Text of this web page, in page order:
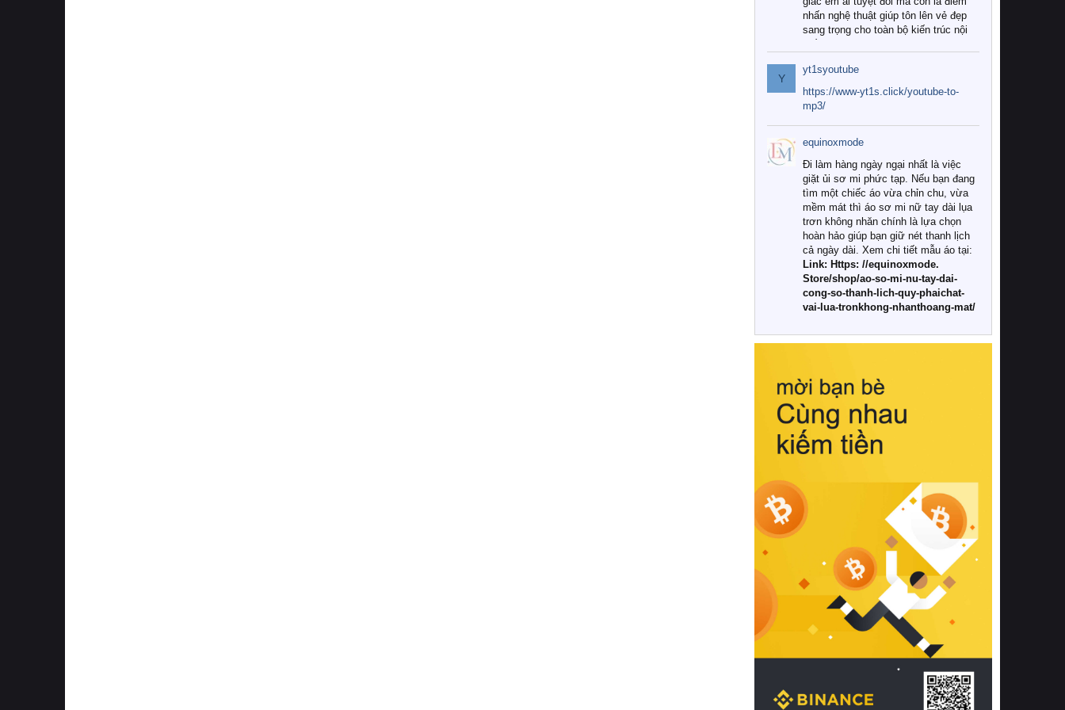
nhấn nghệ thuật giúp tôn lên vẻ đẹp
sang trọng cho toàn bộ kiến trúc nội
Tuy nhiên, giữa thị trường đa dạng
với vô vàn thương hiệu và mẫu mã
như hiện nay, làm thế nào để chọn
được những bộ chăn ga gối đệm cao
cấp thực sự chất lượng, phù hợp với
khí hậu và nhu cầu sử dụng của gia
đình? Hãy cùng chúng tôi đi tìm lời
giải đáp chi tiết qua bài viết dưới đây.
1. Tại sao các gia đình hiện đại lại ưa
chuộng chăn ga gối đệm cao cấp?
Khác với các dòng sản phẩm thông
thường, những bộ chăn ga gối đệm
cao cấp trải qua quy trình sản xuất
nghiêm ngặt từ khâu chọn lọc nguyên
liệu tự nhiên đến công nghệ dệt
nhuộm hiện đại không chứa hóa chất
này, bạn sẽ cảm nhận rõ rệt sự khác
hồi chuẩn xác của phần đệm nâng đỡ
cột sống.
Bên cạnh đó, việc lựa chọn các dòng
sản phẩm đạt chuẩn chất lượng quốc
tế còn giúp ngăn ngừa tình trạng kích
khuẩn và nấm mốc trong điều kiện
thời tiết nóng ẩm. Bạn có thể tìm hiểu
thêm các nghiên cứu khoa học về tác
động của giấc ngủ và môi trường
phòng ngủ đối với sức khỏe con
người tại Sleep Foundation (External
Link) để có cái nhìn toàn diện hơn.
2. Các tiêu chí vàng khi lựa chọn
chăn ga gối đệm cao cấp cho phòng
ngủ
Để sở hữu một bộ chăn ga gối đệm
cao cấp hoàn hảo cả về thẩm mỹ lẫn
công năng, người tiêu dùng cần cân
nhắc kỹ lưỡng các tiêu chí quan trọng
Y
yt1syoutube
https://www-yt1s.click/youtube-to-
mp3/
equinoxmode
Đi làm hàng ngày ngại nhất là việc
giặt ủi sơ mi phức tạp. Nếu bạn đang
tìm một chiếc áo vừa chỉn chu, vừa
mềm mát thì áo sơ mi nữ tay dài lụa
trơn không nhăn chính là lựa chọn
hoàn hảo giúp bạn giữ nét thanh lịch
cả ngày dài. Xem chi tiết mẫu áo tại:
Link: Https: //equinoxmode.
Store/shop/ao-so-mi-nu-tay-dai-
cong-so-thanh-lich-quy-phaichat-
vai-lua-tronkhong-nhanthoang-mat/